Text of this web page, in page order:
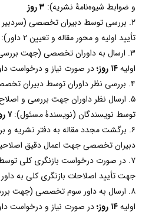
و ضوابط شیوه‌نامۀ نشریه):۳ روز
۲. بررسی توسط دبیران تخصصی
تأیید اولیه و محور مقاله و تعیین ۲ داور):
۳ روز
۳. ارسال به داوران تخصصی (جهت بررسی
اولیه۱۴ روز؛ در صورت نیاز و درخواست
۵. ارسال نظر داوران جهت بررسی و اصلاح
توسط نویسندگان (نویسندۀ مسئول):۷ روز
۶. برگشت مجدد مقاله به دفتر نشریه و
دبیران تخصصی جهت اعمال دقیق
۷. در صورت درخواست بازنگری کلی توسط
جهت تأیید اصلاحات بازنگری کلی به
۸. ارسال به داور سوم تخصصی (جهت
اولیه۱۴ روز؛ در صورت نیاز و درخواست